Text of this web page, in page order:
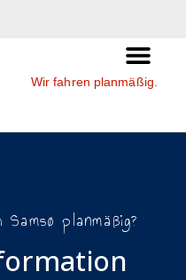
Wir fahren planmäßig.
Samsø planmäßig?